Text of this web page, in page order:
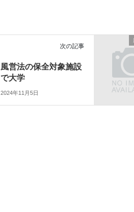
次の記事
風営法の保全対象施設
で大学
2024年11月5日